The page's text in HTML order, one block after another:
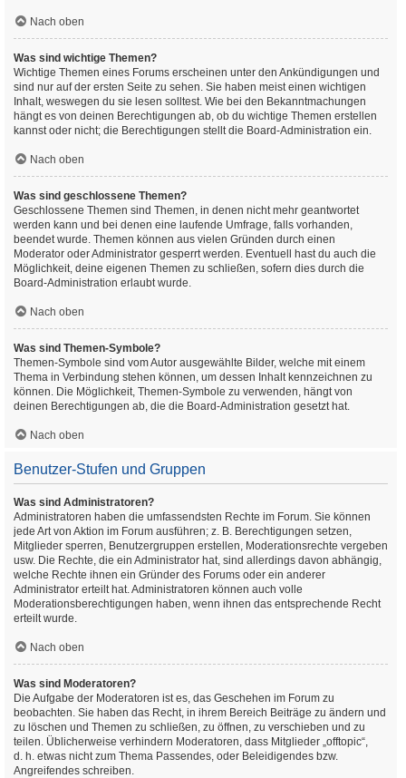
Nach oben
Was sind wichtige Themen?
Wichtige Themen eines Forums erscheinen unter den Ankündigungen und
sind nur auf der ersten Seite zu sehen. Sie haben meist einen wichtigen
Inhalt, weswegen du sie lesen solltest. Wie bei den Bekanntmachungen
hängt es von deinen Berechtigungen ab, ob du wichtige Themen erstellen
kannst oder nicht; die Berechtigungen stellt die Board-Administration ein.
Nach oben
Was sind geschlossene Themen?
Geschlossene Themen sind Themen, in denen nicht mehr geantwortet
werden kann und bei denen eine laufende Umfrage, falls vorhanden,
beendet wurde. Themen können aus vielen Gründen durch einen
Moderator oder Administrator gesperrt werden. Eventuell hast du auch die
Möglichkeit, deine eigenen Themen zu schließen, sofern dies durch die
Board-Administration erlaubt wurde.
Nach oben
Was sind Themen-Symbole?
Themen-Symbole sind vom Autor ausgewählte Bilder, welche mit einem
Thema in Verbindung stehen können, um dessen Inhalt kennzeichnen zu
können. Die Möglichkeit, Themen-Symbole zu verwenden, hängt von
deinen Berechtigungen ab, die die Board-Administration gesetzt hat.
Nach oben
Benutzer-Stufen und Gruppen
Was sind Administratoren?
Administratoren haben die umfassendsten Rechte im Forum. Sie können
jede Art von Aktion im Forum ausführen; z. B. Berechtigungen setzen,
Mitglieder sperren, Benutzergruppen erstellen, Moderationsrechte vergeben
usw. Die Rechte, die ein Administrator hat, sind allerdings davon abhängig,
welche Rechte ihnen ein Gründer des Forums oder ein anderer
Administrator erteilt hat. Administratoren können auch volle
Moderationsberechtigungen haben, wenn ihnen das entsprechende Recht
erteilt wurde.
Nach oben
Was sind Moderatoren?
Die Aufgabe der Moderatoren ist es, das Geschehen im Forum zu
beobachten. Sie haben das Recht, in ihrem Bereich Beiträge zu ändern und
zu löschen und Themen zu schließen, zu öffnen, zu verschieben und zu
teilen. Üblicherweise verhindern Moderatoren, dass Mitglieder „offtopic“,
d. h. etwas nicht zum Thema Passendes, oder Beleidigendes bzw.
Angreifendes schreiben.